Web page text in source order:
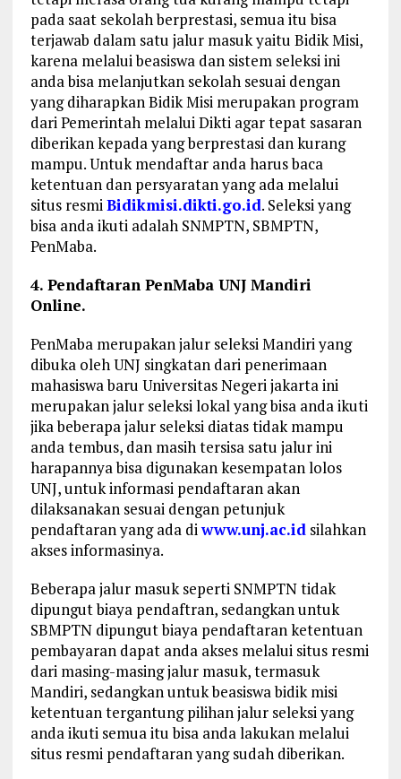
pada saat sekolah berprestasi, semua itu bisa
terjawab dalam satu jalur masuk yaitu Bidik Misi,
karena melalui beasiswa dan sistem seleksi ini
anda bisa melanjutkan sekolah sesuai dengan
yang diharapkan Bidik Misi merupakan program
dari Pemerintah melalui Dikti agar tepat sasaran
diberikan kepada yang berprestasi dan kurang
mampu. Untuk mendaftar anda harus baca
ketentuan dan persyaratan yang ada melalui
situs resmiBidikmisi.dikti.go.id. Seleksi yang
bisa anda ikuti adalah SNMPTN, SBMPTN,
PenMaba.
4. Pendaftaran PenMaba UNJ Mandiri
Online.
PenMaba merupakan jalur seleksi Mandiri yang
dibuka oleh UNJ singkatan dari penerimaan
mahasiswa baru Universitas Negeri jakarta ini
merupakan jalur seleksi lokal yang bisa anda ikuti
jika beberapa jalur seleksi diatas tidak mampu
anda tembus, dan masih tersisa satu jalur ini
harapannya bisa digunakan kesempatan lolos
UNJ, untuk informasi pendaftaran akan
dilaksanakan sesuai dengan petunjuk
pendaftaran yang ada diwww.unj.ac.idsilahkan
akses informasinya.
Beberapa jalur masuk seperti SNMPTN tidak
dipungut biaya pendaftran, sedangkan untuk
SBMPTN dipungut biaya pendaftaran ketentuan
pembayaran dapat anda akses melalui situs resmi
dari masing-masing jalur masuk, termasuk
Mandiri, sedangkan untuk beasiswa bidik misi
ketentuan tergantung pilihan jalur seleksi yang
anda ikuti semua itu bisa anda lakukan melalui
situs resmi pendaftaran yang sudah diberikan.